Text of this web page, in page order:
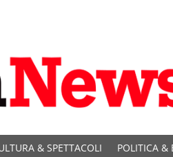
& SPETTACOLI POLITICA &